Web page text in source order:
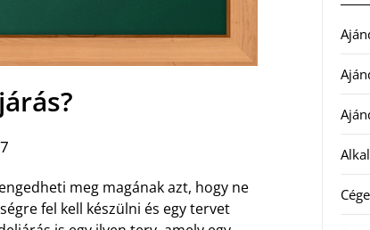
meg magának azt, hogy ne
fel kell készülni és egy tervet